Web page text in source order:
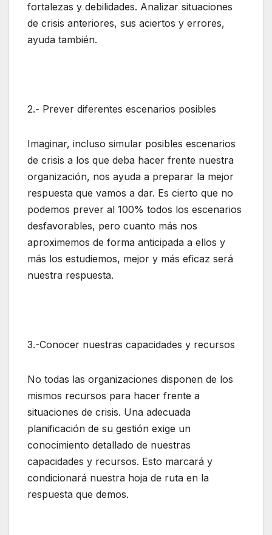
fortalezas y debilidades. Analizar situaciones
de crisis anteriores, sus aciertos y errores,
ayuda también.
2.- Prever diferentes escenarios posibles
Imaginar, incluso simular posibles escenarios
de crisis a los que deba hacer frente nuestra
organización, nos ayuda a preparar la mejor
respuesta que vamos a dar. Es cierto que no
podemos prever al 100% todos los escenarios
desfavorables, pero cuanto más nos
aproximemos de forma anticipada a ellos y
más los estudiemos, mejor y más eficaz será
nuestra respuesta.
3.-Conocer nuestras capacidades y recursos
No todas las organizaciones disponen de los
mismos recursos para hacer frente a
situaciones de crisis. Una adecuada
planificación de su gestión exige un
conocimiento detallado de nuestras
capacidades y recursos. Esto marcará y
condicionará nuestra hoja de ruta en la
respuesta que demos.